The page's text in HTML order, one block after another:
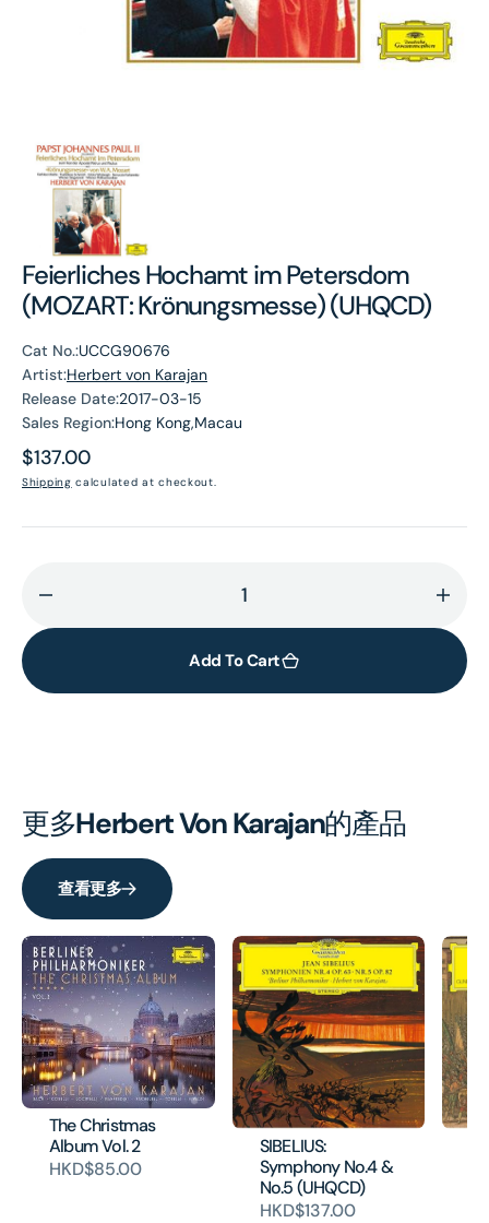
Feierliches Hochamt im Petersdom
(MOZART: Krönungsmesse) (UHQCD)
Cat No.:UCCG90676
Artist:Herbert von Karajan
Release Date:2017-03-15
Sales Region:Hong Kong,Macau
Regular
price
$137.00
Shipping calculated at checkout.
quantity
Feierliches
Krönungsmesse)
(UHQCD)
for
Add To Cart
更多Herbert Von Karajan的產品
查看更多
The Christmas
Album Vol. 2
HKD$85.00
SIBELIUS:
Symphony No.4 &
No.5 (UHQCD)
HKD$137.00